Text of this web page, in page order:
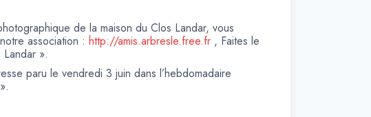
de la maison du Clos Landar, vous
association : http://amis.arbresle.free.fr , Faites le
».
paru le vendredi 3 juin dans l’hebdomadaire